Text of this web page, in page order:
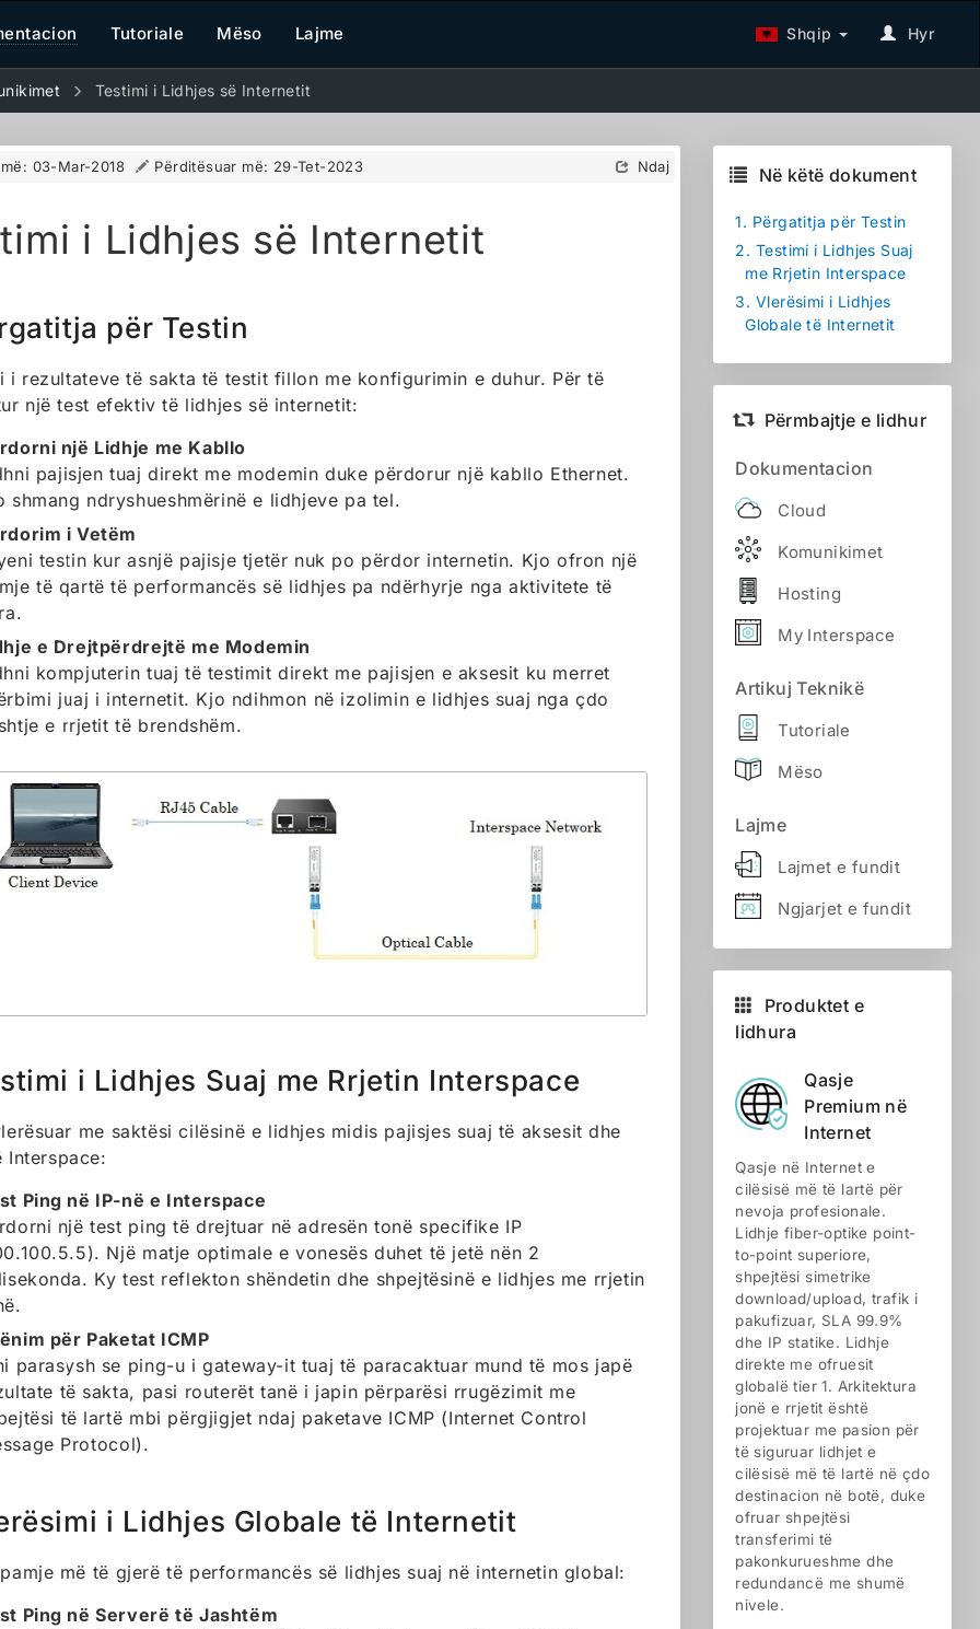
Tutoriale Mëso Lajme Shqip Hyr
Testimi i Lidhjes së Internetit
03-Mar-2018 Përditësuar më: 29-Tet-2023 Ndaj
i Lidhjes së Internetit
për Testin
i rezultateve të sakta të testit fillon me konfigurimin e duhur. Për të
një test efektiv të lidhjes së internetit:
një Lidhje me Kabllo
pajisjen tuaj direkt me modemin duke përdorur një kabllo Ethernet.
shmang ndryshueshmërinë e lidhjeve pa tel.
i Vetëm
testin kur asnjë pajisje tjetër nuk po përdor internetin. Kjo ofron një
të qartë të performancës së lidhjes pa ndërhyrje nga aktivitete të
e Drejtpërdrejtë me Modemin
kompjuterin tuaj të testimit direkt me pajisjen e aksesit ku merret
juaj i internetit. Kjo ndihmon në izolimin e lidhjes suaj nga çdo
e rrjetit të brendshëm.
i Lidhjes Suaj me Rrjetin Interspace
me saktësi cilësinë e lidhjes midis pajisjes suaj të aksesit dhe
Interspace:
Ping në IP-në e Interspace
një test ping të drejtuar në adresën tonë specifike IP
Një matje optimale e vonesës duhet të jetë nën 2
Ky test reflekton shëndetin dhe shpejtësinë e lidhjes me rrjetin
për Paketat ICMP
parasysh se ping-u i gateway-it tuaj të paracaktuar mund të mos japë
të sakta, pasi routerët tanë i japin përparësi rrugëzimit me
të lartë mbi përgjigjet ndaj paketave ICMP (Internet Control
Protocol).
i Lidhjes Globale të Internetit
më të gjerë të performancës së lidhjes suaj në internetin global:
Ping në Serverë të Jashtëm
Në këtë dokument
1. Përgatitja për Testin
2. Testimi i Lidhjes Suaj
me Rrjetin Interspace
3. Vlerësimi i Lidhjes
Globale të Internetit
Përmbajtje e lidhur
Dokumentacion
Cloud
Komunikimet
Hosting
My Interspace
Artikuj Teknikë
Tutoriale
Mëso
Lajme
Lajmet e fundit
Ngjarjet e fundit
Produktet e
lidhura
Qasje
Premium në
Internet
Qasje në Internet e
cilësisë më të lartë për
nevoja profesionale.
Lidhje fiber-optike point-
to-point superiore,
shpejtësi simetrike
download/upload, trafik i
pakufizuar, SLA 99.9%
dhe IP statike. Lidhje
direkte me ofruesit
globalë tier 1. Arkitektura
jonë e rrjetit është
projektuar me pasion për
të siguruar lidhjet e
cilësisë më të lartë në çdo
destinacion në botë, duke
ofruar shpejtësi
transferimi të
pakonkurueshme dhe
redundancë me shumë
nivele.